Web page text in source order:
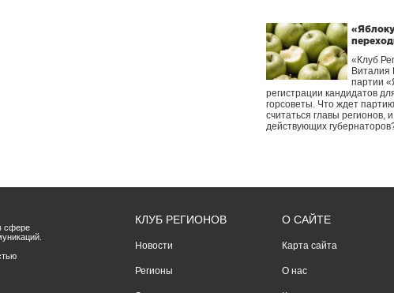
«Клуб
Виталия
партии
регистрации кандидатов
горсоветы. Что ждет
считаться главы регионов,
действующих
сфере
КЛУБ РЕГИОНОВ
Новости
Регионы
О САЙТЕ
Карта сайта
О нас